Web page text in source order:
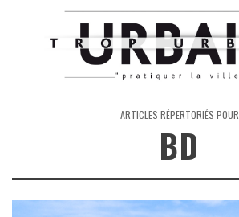
ARTICLES RÉPERTORIÉS POUR
BD